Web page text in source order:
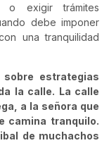
o exigir trámites
debe imponer
una tranquilidad
estrategias
la calle. La calle
a la señora que
camina tranquilo.
de muchachos